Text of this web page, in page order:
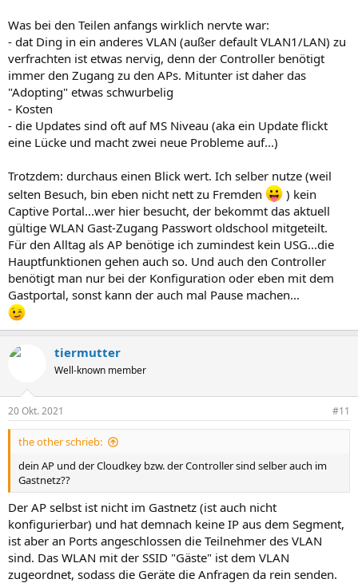
Was bei den Teilen anfangs wirklich nervte war:
- dat Ding in ein anderes VLAN (außer default VLAN1/LAN) zu
verfrachten ist etwas nervig, denn der Controller benötigt
immer den Zugang zu den APs. Mitunter ist daher das
"Adopting" etwas schwurbelig
- Kosten
- die Updates sind oft auf MS Niveau (aka ein Update flickt
eine Lücke und macht zwei neue Probleme auf...)
Trotzdem: durchaus einen Blick wert. Ich selber nutze (weil
selten Besuch, bin eben nicht nett zu Fremden
) kein
Captive Portal...wer hier besucht, der bekommt das aktuell
gültige WLAN Gast-Zugang Passwort oldschool mitgeteilt.
Für den Alltag als AP benötige ich zumindest kein USG...die
Hauptfunktionen gehen auch so. Und auch den Controller
benötigt man nur bei der Konfiguration oder eben mit dem
Gastportal, sonst kann der auch mal Pause machen...
tiermutter
Well-known member
20 Okt. 2021 #11
the other schrieb:
dein AP und der Cloudkey bzw. der Controller sind selber auch im
Gastnetz??
Der AP selbst ist nicht im Gastnetz (ist auch nicht
konfigurierbar) und hat demnach keine IP aus dem Segment,
ist aber an Ports angeschlossen die Teilnehmer des VLAN
sind. Das WLAN mit der SSID "Gäste" ist dem VLAN
zugeordnet, sodass die Geräte die Anfragen da rein senden.